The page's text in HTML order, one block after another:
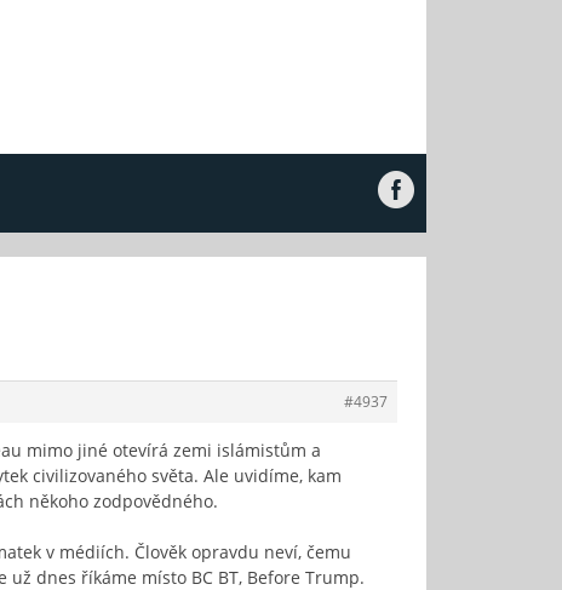
#4937
mimo jiné otevírá zemi islámistům a
civilizovaného světa. Ale uvidíme, kam
někoho zodpovědného.
v médiích. Člověk opravdu neví, čemu
dnes říkáme místo BC BT, Before Trump.